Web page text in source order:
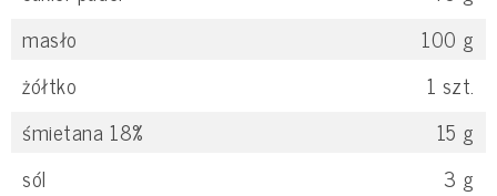
masło
100 g
żółtko
1 szt.
śmietana 18%
15 g
sól
3 g